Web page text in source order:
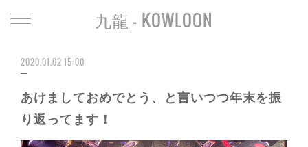
九龍 - KOWLOON
2020.01.02 15:00
あけましておめでとう、と言いつつ年末を振
り返ってます！